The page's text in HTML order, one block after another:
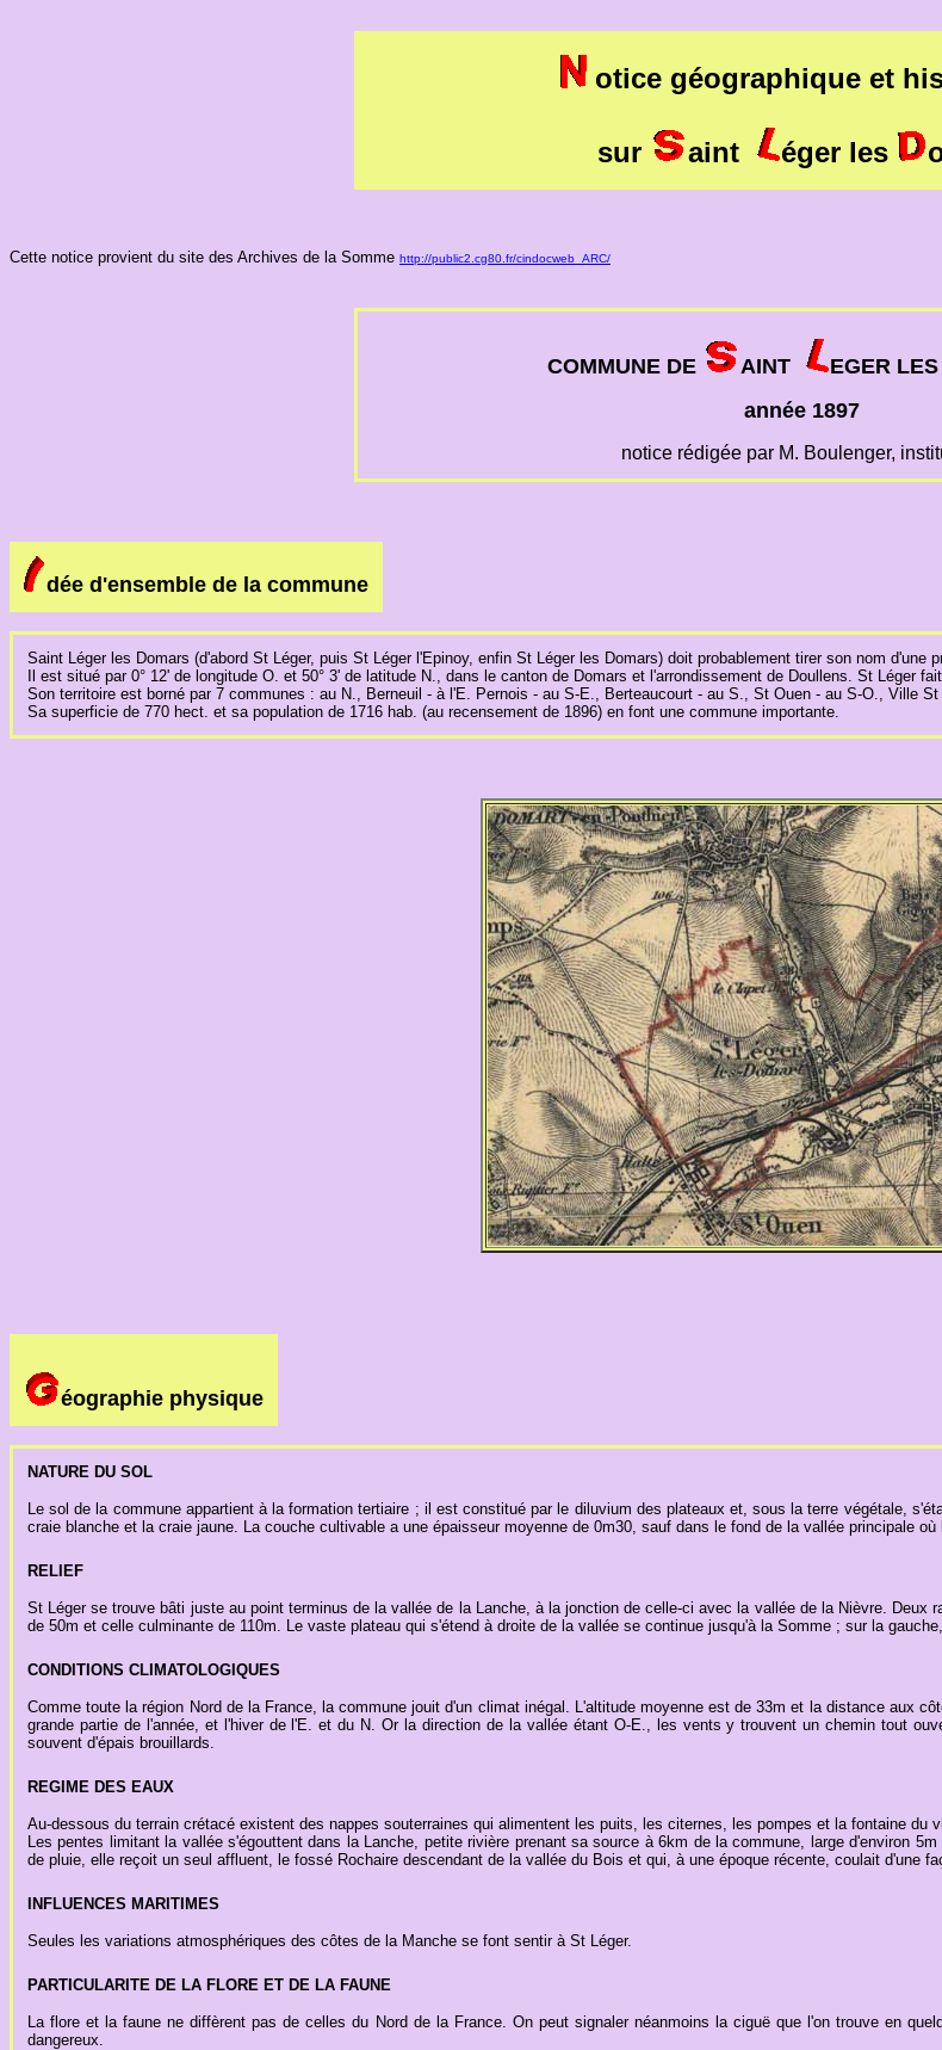
otice géographique et
sur aint éger les
Cette notice provient du site des Archives de la Somme http://public2.cg80.fr/cindocweb_ARC/
COMMUNE DE AINT EGER LES
année 1897
notice rédigée par M. Boulenger,
dée d'ensemble de la commune
Saint Léger les Domars (d'abord St Léger, puis St Léger l'Epinoy, enfin St Léger les Domars) doit probablement tirer son nom d'une
Il est situé par 0° 12' de longitude O. et 50° 3' de latitude N., dans le canton de Domars et l'arrondissement de Doullens. St Léger
Son territoire est borné par 7 communes : au N., Berneuil - à l'E. Pernois - au S-E., Berteaucourt - au S., St Ouen - au S-O., Ville
Sa superficie de 770 hect. et sa population de 1716 hab. (au recensement de 1896) en font une commune importante.
éographie physique
NATURE DU SOL
Le sol de la commune appartient à la formation tertiaire ; il est constitué par le diluvium des plateaux et, sous la terre végétale,
craie blanche et la craie jaune. La couche cultivable a une épaisseur moyenne de 0m30, sauf dans le fond de la vallée principale
RELIEF
St Léger se trouve bâti juste au point terminus de la vallée de la Lanche, à la jonction de celle-ci avec la vallée de la Nièvre.
de 50m et celle culminante de 110m. Le vaste plateau qui s'étend à droite de la vallée se continue jusqu'à la Somme ; sur la
CONDITIONS CLIMATOLOGIQUES
Comme toute la région Nord de la France, la commune jouit d'un climat inégal. L'altitude moyenne est de 33m et la distance aux
grande partie de l'année, et l'hiver de l'E. et du N. Or la direction de la vallée étant O-E., les vents y trouvent un chemin tout
souvent d'épais brouillards.
REGIME DES EAUX
Au-dessous du terrain crétacé existent des nappes souterraines qui alimentent les puits, les citernes, les pompes et la fontaine du
Les pentes limitant la vallée s'égouttent dans la Lanche, petite rivière prenant sa source à 6km de la commune, large d'environ
de pluie, elle reçoit un seul affluent, le fossé Rochaire descendant de la vallée du Bois et qui, à une époque récente, coulait d'une
INFLUENCES MARITIMES
Seules les variations atmosphériques des côtes de la Manche se font sentir à St Léger.
PARTICULARITE DE LA FLORE ET DE LA FAUNE
La flore et la faune ne diffèrent pas de celles du Nord de la France. On peut signaler néanmoins la ciguë que l'on trouve en
dangereux.